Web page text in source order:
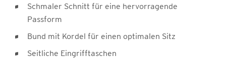
Schmaler Schnitt für eine hervorragende
Passform
Bund mit Kordel für einen optimalen Sitz
Seitliche Eingrifftaschen